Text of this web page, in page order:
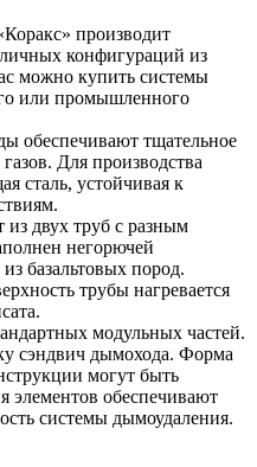
производит
конфигураций из
можно купить системы
или промышленного
обеспечивают тщательное
Для производства
сталь, устойчивая к
из двух труб с разным
негорючей
базальтовых пород.
трубы нагревается
модульных частей.
сэндвич дымохода. Форма
могут быть
элементов обеспечивают
системы дымоудаления.